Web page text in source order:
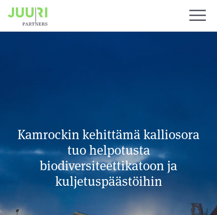
Kamrockin kehittämä kalliosora
tuo helpotusta
biodiversiteettikatoon ja
kuljetuspäästöihin